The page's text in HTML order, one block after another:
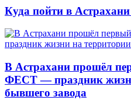
Куда пойти в
В Астрахани прошёл
ФЕСТ — праздник
бывшего завода